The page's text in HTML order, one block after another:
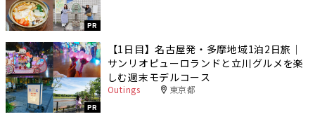
PR
PR
【1日目】名古屋発・多摩地域1泊2日旅｜
サンリオピューロランドと立川グルメを楽
しむ週末モデルコース
Outings 東京都